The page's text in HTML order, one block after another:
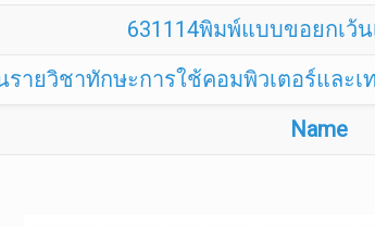
Name
631114พิมพ์แบบขอยกเว้น
รายวิชาทักษะการใช้คอมพิวเตอร์แล